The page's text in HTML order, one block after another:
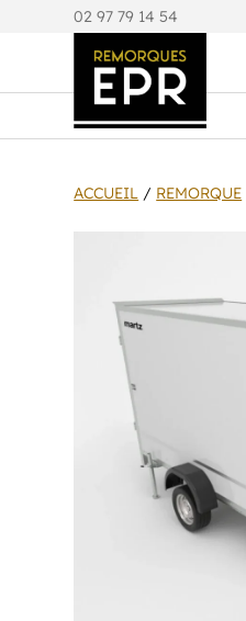
02 97 79 14 54
ACCUEIL / REMORQUE